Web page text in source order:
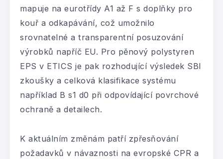
mapuje na eurotřídy A1 až F s doplňky pro
kouř a odkapávání, což umožnilo
srovnatelné a transparentní posuzování
výrobků napříč EU. Pro pěnový polystyren
EPS v ETICS je pak rozhodující výsledek SBI
zkoušky a celková klasifikace systému
například B s1 d0 při odpovídající povrchové
ochraně a detailech.
K aktuálním změnám patří zpřesňování
požadavků v návaznosti na evropské CPR a